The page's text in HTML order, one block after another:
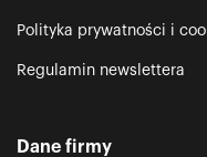
Polityka prywatności i
Regulamin newslettera
Dane firmy